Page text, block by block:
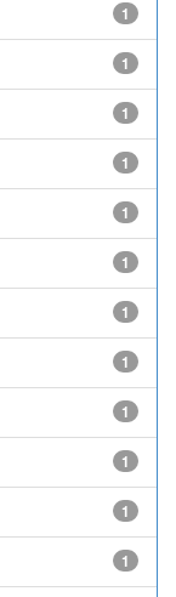
1
1
1
1
1
1
1
1
1
1
1
1